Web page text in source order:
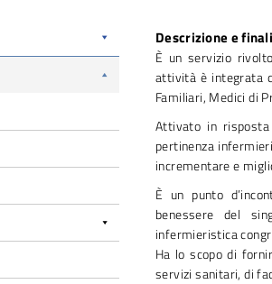
Descrizione e
È un servizio
attività è integrata
Familiari, Medici di
Attivato in
pertinenza
incrementare e
È un punto
benessere del
infermieristica
Ha lo scopo di
servizi sanitari, di